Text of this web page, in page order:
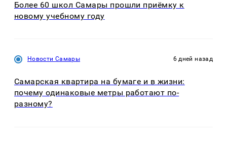
Более 60 школ Самары прошли приёмку к
новому учебному году
Новости Самары 6 дней назад
Самарская квартира на бумаге и в жизни:
почему одинаковые метры работают по-
разному?